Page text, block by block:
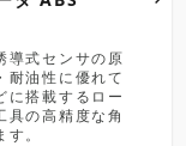
導式センサの原
耐油性に優れて
に搭載するロー
具の高精度な角
。